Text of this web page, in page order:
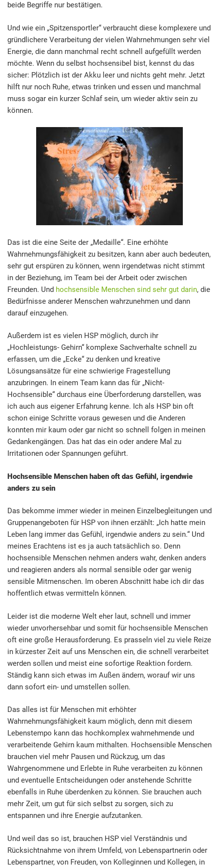
beide Begriffe nur bestätigen.
Und wie ein „Spitzensportler“ verbraucht diese komplexere und
gründlichere Verarbeitung der vielen Wahrnehmungen sehr viel
Energie, die dann manchmal recht schnell aufgefüllt werden
möchte. Wenn du selbst hochsensibel bist, kennst du das
sicher: Plötzlich ist der Akku leer und nichts geht mehr. Jetzt
hilft nur noch Ruhe, etwas trinken und essen und manchmal
muss sogar ein kurzer Schlaf sein, um wieder aktiv sein zu
können.
Das ist die eine Seite der „Medaille“. Eine erhöhte
Wahrnehmungsfähigkeit zu besitzen, kann aber auch bedeuten,
sehr gut erspüren zu können, wenn irgendetwas nicht stimmt
in der Beziehung, im Team bei der Arbeit oder zwischen
Freunden. Und hochsensible Menschen sind sehr gut darin, die
Bedürfnisse anderer Menschen wahrzunehmen und dann
darauf einzugehen.
Außerdem ist es vielen HSP möglich, durch ihr
„Hochleistungs- Gehirn“ komplexe Sachverhalte schnell zu
erfassen, um die „Ecke“ zu denken und kreative
Lösungsansätze für eine schwierige Fragestellung
anzubringen. In einem Team kann das für „Nicht-
Hochsensible“ durchaus eine Überforderung darstellen, was
ich auch aus eigener Erfahrung kenne. Ich als HSP bin oft
schon einige Schritte voraus gewesen und die Anderen
konnten mir kaum oder gar nicht so schnell folgen in meinen
Gedankengängen. Das hat das ein oder andere Mal zu
Irritationen oder Spannungen geführt.
Hochsensible Menschen haben oft das Gefühl, irgendwie
anders zu sein
Das bekomme immer wieder in meinen Einzelbegleitungen und
Gruppenangeboten für HSP von ihnen erzählt: „Ich hatte mein
Leben lang immer das Gefühl, irgendwie anders zu sein.“ Und
meines Erachtens ist es ja auch tatsächlich so. Denn
hochsensible Menschen nehmen anders wahr, denken anders
und reagieren anders als normal sensible oder gar wenig
sensible Mitmenschen. Im oberen Abschnitt habe ich dir das
hoffentlich etwas vermitteln können.
Leider ist die moderne Welt eher laut, schnell und immer
wieder unvorhersehbar und somit für hochsensible Menschen
oft eine große Herausforderung. Es prasseln viel zu viele Reize
in kürzester Zeit auf uns Menschen ein, die schnell verarbeitet
werden sollen und meist eine sofortige Reaktion fordern.
Ständig kann sich etwas im Außen ändern, worauf wir uns
dann sofort ein- und umstellen sollen.
Das alles ist für Menschen mit erhöhter
Wahrnehmungsfähigkeit kaum möglich, denn mit diesem
Lebenstempo kann das hochkomplex wahrnehmende und
verarbeitende Gehirn kaum mithalten. Hochsensible Menschen
brauchen viel mehr Pausen und Rückzug, um das
Wahrgenommene und Erlebte in Ruhe verarbeiten zu können
und eventuelle Entscheidungen oder anstehende Schritte
ebenfalls in Ruhe überdenken zu können. Sie brauchen auch
mehr Zeit, um gut für sich selbst zu sorgen, sich zu
entspannen und ihre Energie aufzutanken.
Und weil das so ist, brauchen HSP viel Verständnis und
Rücksichtnahme von ihrem Umfeld, von Lebenspartnerin oder
Lebenspartner, von Freuden, von Kolleginnen und Kollegen, in